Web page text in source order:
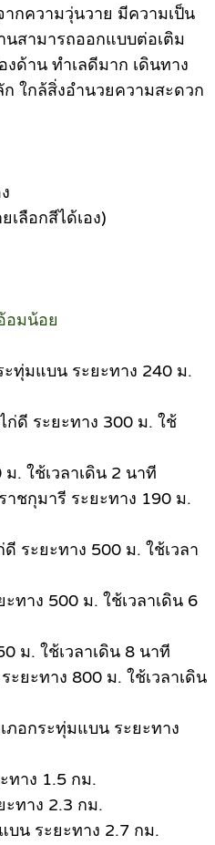
ากความวุ่นวาย มีความเป็น
สามารถออกแบบต่อเติม
ด้าน ทำเลดีมาก เดินทาง
ใกล้สิ่งอำนวยความสะดวก
เลือกสีได้เอง)
อมน้อย
ทุ่มแบน ระยะทาง 240 ม.
ก่ดี ระยะทาง 300 ม. ใช้
. ใช้เวลาเดิน 2 นาที
ชกุมารี ระยะทาง 190 ม.
ระยะทาง 500 ม. ใช้เวลา
ทาง 500 ม. ใช้เวลาเดิน 6
ม. ใช้เวลาเดิน 8 นาที
ยะทาง 800 ม. ใช้เวลาเดิน
อกระทุ่มแบน ระยะทาง
ทาง 1.5 กม.
ทาง 2.3 กม.
น ระยะทาง 2.7 กม.